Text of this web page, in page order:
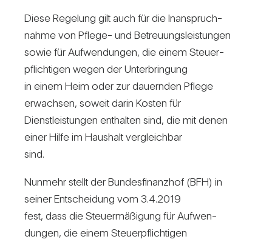
Diese Rege­lung gilt auch für die Inan­spruch­
nahme von Pflege- und Betreu­ungs­leis­tungen
sowie für Auf­wen­dungen, die einem Steu­er­
pflich­tigen wegen der Unter­brin­gung
in einem Heim oder zur dau­ernden Pflege
erwachsen, soweit darin Kosten für
Dienst­leis­tungen ent­halten sind, die mit denen
einer Hilfe im Haus­halt ver­gleichbar
sind.
Nun­mehr stellt der Bun­des­fi­nanzhof (BFH) in
seiner Ent­schei­dung vom 3.4.2019
fest, dass die Steu­er­mä­ßi­gung für Auf­wen­
dungen, die einem Steu­er­pflich­tigen